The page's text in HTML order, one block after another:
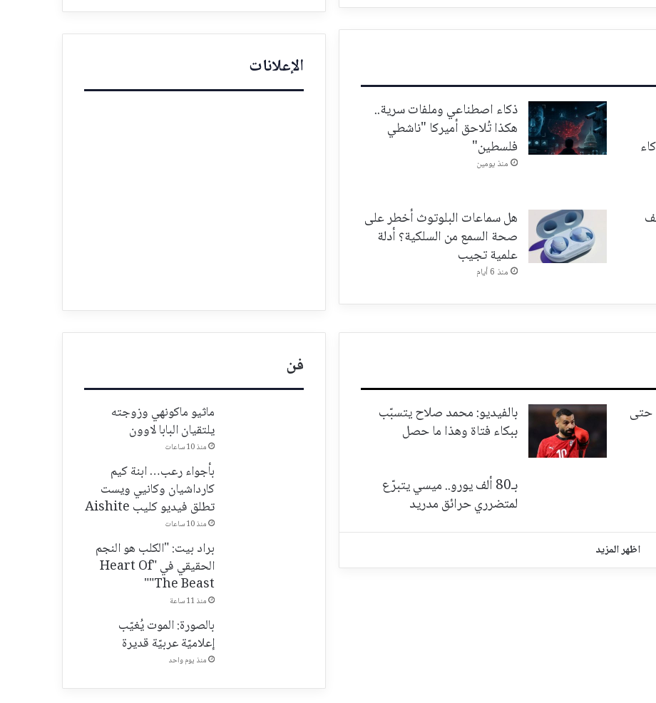
ذكاء اصطناعي وملفات سرية..
هكذا تُلاحق أميركا "ناشطي
فلسطين"
منذ يومين
هل سماعات البلوتوث أخطر على
صحة السمع من السلكية؟ أدلة
علمية تجيب
منذ 6 أيام
الإعلانات
حتى
بالفيديو: محمد صلاح يتسبّب
ببكاء فتاة وهذا ما حصل
بـ80 ألف يورو.. ميسي يتبرّع
لمتضرري حرائق مدريد
اظهر المزيد
فن
ماثيو ماكونهي وزوجته
يلتقيان البابا لاوون
منذ 10 ساعات
بأجواء رعب… ابنة كيم
كارداشيان وكانيي ويست
تطلق فيديو كليب Aishite
منذ 10 ساعات
براد بيت: "الكلب هو النجم
الحقيقي في "Heart Of
The Beast""
منذ 11 ساعة
بالصورة: الموت يُغيّب
إعلاميّة عربيّة قديرة
منذ يوم واحد